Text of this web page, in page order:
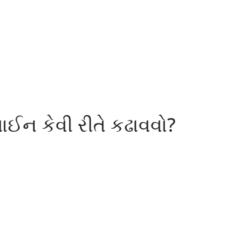
કેવી રીતે કઢાવવો?